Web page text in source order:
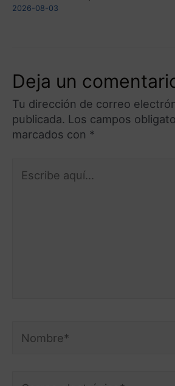
2026-08-03
Deja un
Tu dirección de correo
publicada. Los campos
marcados con *